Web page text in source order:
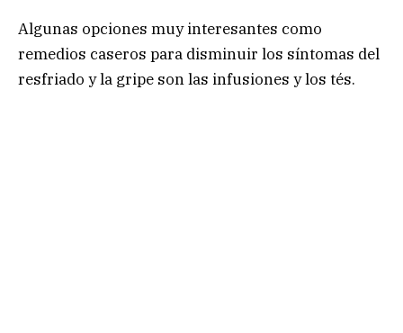
Algunas opciones muy interesantes como
remedios caseros para disminuir los síntomas del
resfriado y la gripe son las infusiones y los tés.